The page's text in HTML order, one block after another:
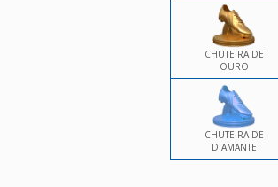
CHUTEIRA DE
OURO
CHUTEIRA DE
DIAMANTE